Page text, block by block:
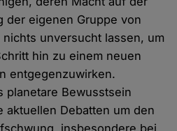
der eigenen Gruppe von
unversucht lassen, um
hin zu einem neuen
entgegenzuwirken.
planetare Bewusstsein
aktuellen Debatten um den